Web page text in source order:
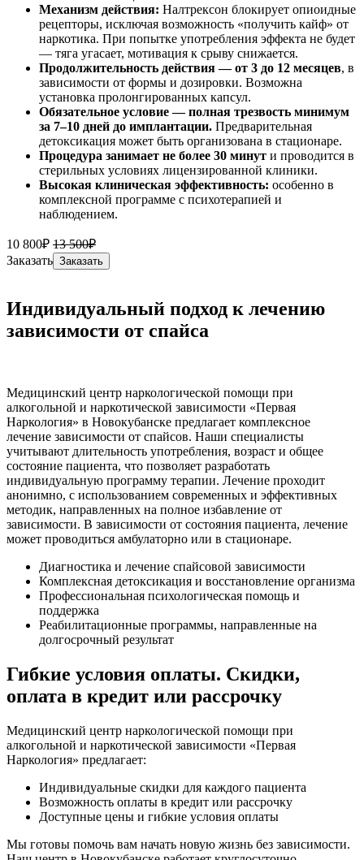
Механизм действия: Налтрексон блокирует опиоидные
рецепторы, исключая возможность «получить кайф» от
наркотика. При попытке употребления эффекта не будет
— тяга угасает, мотивация к срыву снижается.
Продолжительность действия — от 3 до 12 месяцев, в
зависимости от формы и дозировки. Возможна
установка пролонгированных капсул.
Обязательное условие — полная трезвость минимум
за 7–10 дней до имплантации. Предварительная
детоксикация может быть организована в стационаре.
Процедура занимает не более 30 минут и проводится в
стерильных условиях лицензированной клиники.
Высокая клиническая эффективность: особенно в
комплексной программе с психотерапией и
наблюдением.
10 800₽ 13 500₽
Заказать Заказать
Индивидуальный подход к лечению
зависимости от спайса
Медицинский центр наркологической помощи при
алкогольной и наркотической зависимости «Первая
Наркология» в Новокубанске предлагает комплексное
лечение зависимости от спайсов. Наши специалисты
учитывают длительность употребления, возраст и общее
состояние пациента, что позволяет разработать
индивидуальную программу терапии. Лечение проходит
анонимно, с использованием современных и эффективных
методик, направленных на полное избавление от
зависимости. В зависимости от состояния пациента, лечение
может проводиться амбулаторно или в стационаре.
Диагностика и лечение спайсовой зависимости
Комплексная детоксикация и восстановление организма
Профессиональная психологическая помощь и
поддержка
Реабилитационные программы, направленные на
долгосрочный результат
Гибкие условия оплаты. Скидки,
оплата в кредит или рассрочку
Медицинский центр наркологической помощи при
алкогольной и наркотической зависимости «Первая
Наркология» предлагает:
Индивидуальные скидки для каждого пациента
Возможность оплаты в кредит или рассрочку
Доступные цены и гибкие условия оплаты
Мы готовы помочь вам начать новую жизнь без зависимости.